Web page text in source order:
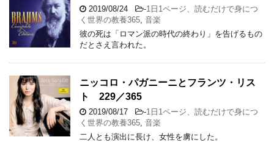
2019/08/24 -1日1ページ、読むだけで身につ
く世界の教養365 音楽
彼の死は「ロマン派の時代の終わり」を告げるもの
だとさえ言われた。
ニッコロ・パガニーニとフランツ・リス
ト 229／365
2019/08/17 -1日1ページ、読むだけで身につ
く世界の教養365 音楽
二人とも演出に長け、女性を虜にした。